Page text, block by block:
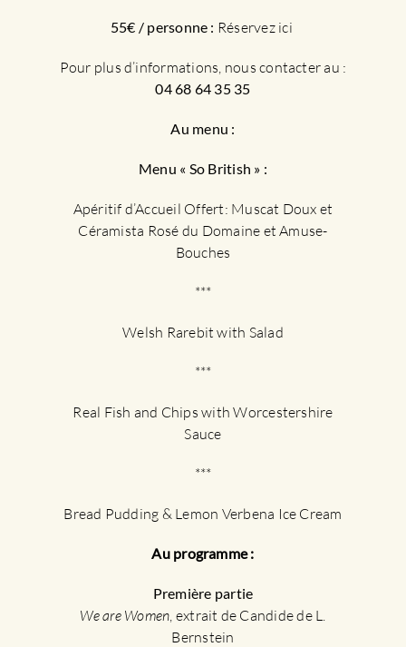
55€ / personne : Réservez ici
Pour plus d’informations, nous contacter au :
04 68 64 35 35
Au menu :
Menu « So British » :
Apéritif d’Accueil Offert: Muscat Doux et
Céramista Rosé du Domaine et Amuse-
Bouches
***
Welsh Rarebit with Salad
***
Real Fish and Chips with Worcestershire
Sauce
***
Bread Pudding & Lemon Verbena Ice Cream
Au programme :
Première partie
We are Women , extrait de Candide de L.
Bernstein